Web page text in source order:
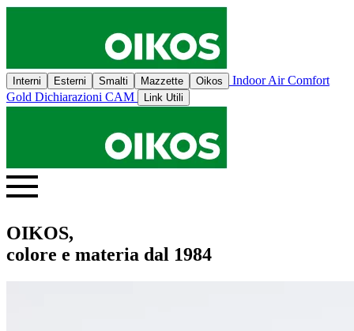
Interni Esterni Smalti Mazzette Oikos
Indoor Air Comfort
Gold Dichiarazioni CAM Link Utili
OIKOS,
colore e materia dal 1984